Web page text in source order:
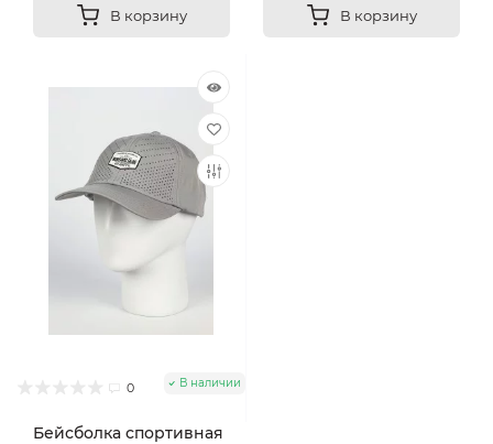
В корзину В корзину
0 В наличии
Бейсболка спортивная